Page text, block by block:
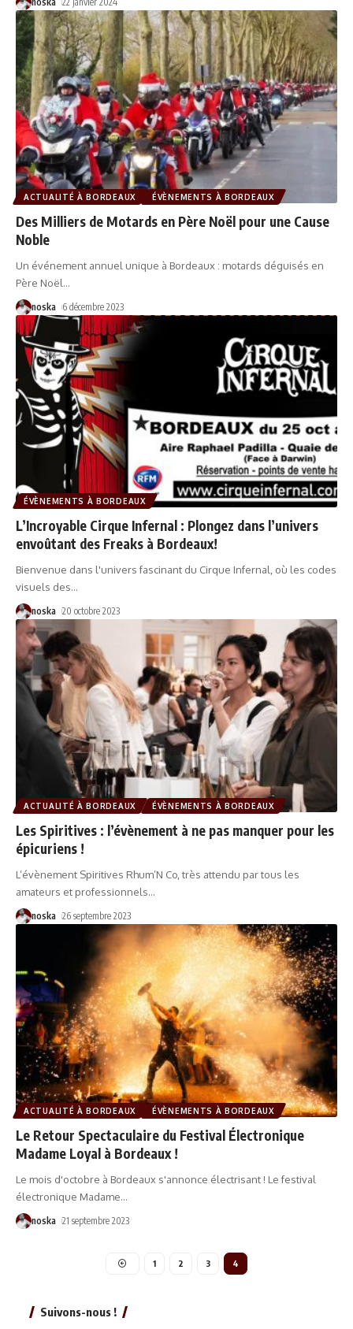
ACTUALITÉ À BORDEAUX ÉVÈNEMENTS À BORDEAUX
Des Milliers de Motards en Père Noël pour une Cause
Noble
Un événement annuel unique à Bordeaux : motards déguisés en
Père Noël…
noska 6 décembre 2023
ÉVÈNEMENTS À BORDEAUX
L’Incroyable Cirque Infernal : Plongez dans l’univers
envoûtant des Freaks à Bordeaux!
Bienvenue dans l'univers fascinant du Cirque Infernal, où les codes
visuels des…
noska 20 octobre 2023
ACTUALITÉ À BORDEAUX ÉVÈNEMENTS À BORDEAUX
Les Spiritives : l’évènement à ne pas manquer pour les
épicuriens !
L’évènement Spiritives Rhum’N Co, très attendu par tous les
amateurs et professionnels…
noska 26 septembre 2023
ACTUALITÉ À BORDEAUX ÉVÈNEMENTS À BORDEAUX
Le Retour Spectaculaire du Festival Électronique
Madame Loyal à Bordeaux !
Le mois d'octobre à Bordeaux s'annonce électrisant ! Le festival
électronique Madame…
noska 21 septembre 2023
1 2 3 4
Suivons-nous !